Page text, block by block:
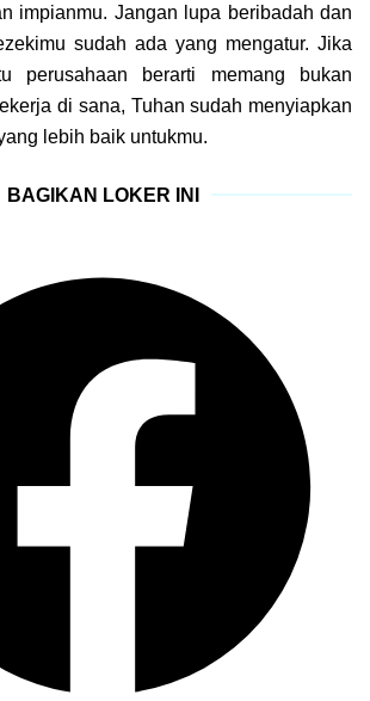
impianmu. Jangan lupa beribadah dan
sudah ada yang mengatur. Jika
perusahaan berarti memang bukan
di sana, Tuhan sudah menyiapkan
lebih baik untukmu.
BAGIKAN LOKER INI